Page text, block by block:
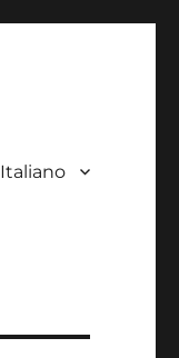
Italiano